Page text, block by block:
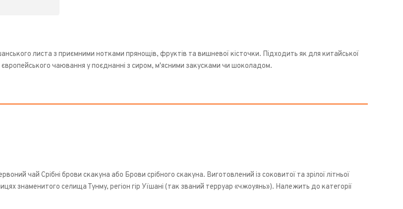
листа з приємними нотками прянощів, фруктів та вишневої кісточки. Підходить як для китайської
європейського чаювання у поєднанні з сиром, м'ясними закусками чи шоколадом.
чай Срібні брови скакуна або Брови срібного скакуна. Виготовлений із соковитої та зрілої літньої
знаменитого селища Тунму, регіон гір Уїшані (так званий терруар «чжоуянь»). Належить до категорії